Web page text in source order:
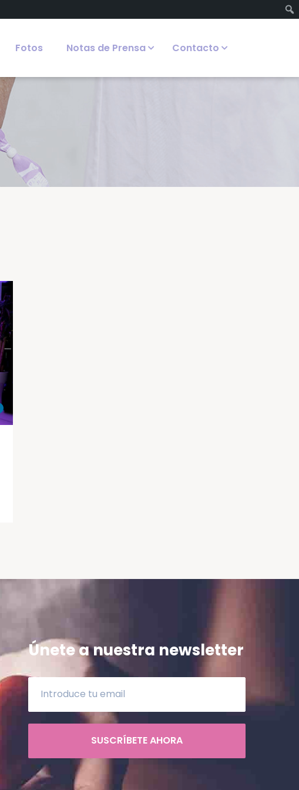
Fotos Notas de Prensa Contacto
Únete a nuestra newsletter
SUSCRÍBETE AHORA